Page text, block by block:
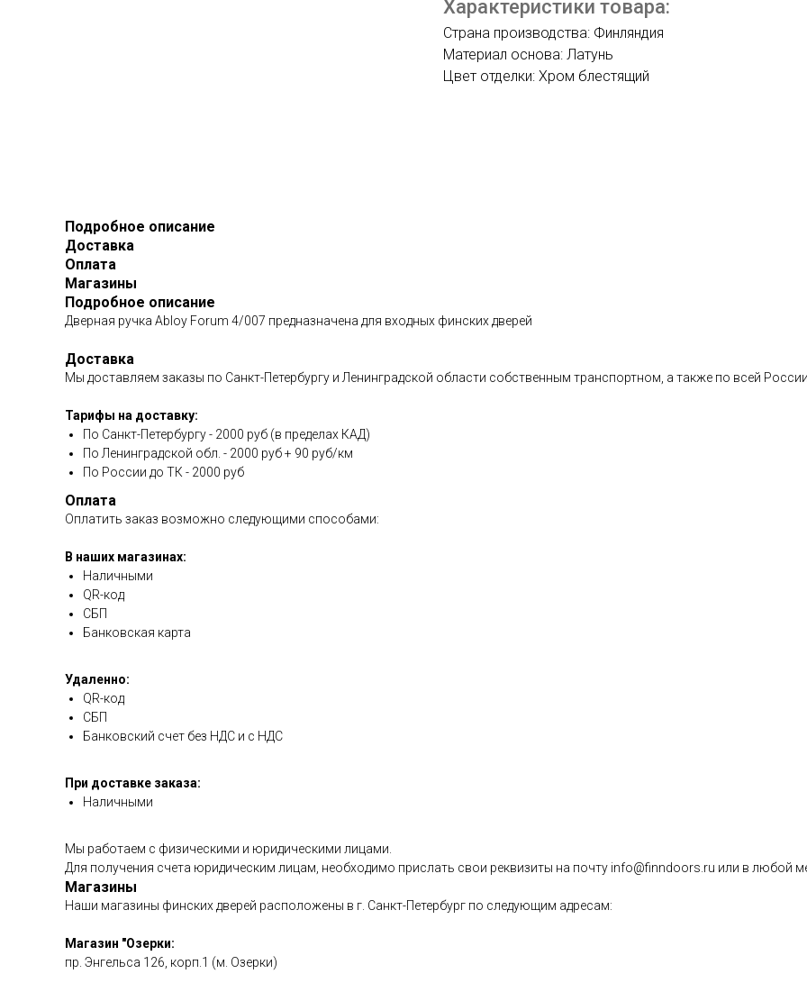
Характеристики товара:
Страна производства: Финляндия
Материал основа: Латунь
Цвет отделки: Хром блестящий
Подробное описание
Доставка
Оплата
Магазины
Подробное описание
Дверная ручка Abloy Forum 4/007 предназначена для входных финских дверей
Доставка
Мы доставляем заказы по Санкт-Петербургу и Ленинградской области собственным транспортном, а также по всей
Тарифы на доставку:
По Санкт-Петербургу - 2000 руб (в пределах КАД)
По Ленинградской обл. - 2000 руб + 90 руб/км
По России до ТК - 2000 руб
Оплата
Оплатить заказ возможно следующими способами:
В наших магазинах:
Наличными
QR-код
СБП
Банковская карта
Удаленно:
QR-код
СБП
Банковский счет без НДС и с НДС
При доставке заказа:
Наличными
Мы работаем с физическими и юридическими лицами.
Для получения счета юридическим лицам, необходимо прислать свои реквизиты на почту info@finndoors.ru или в любой
Магазины
Наши магазины финских дверей расположены в г. Санкт-Петербург по следующим адресам:
Магазин "Озерки:
пр. Энгельса 126, корп.1 (м. Озерки)